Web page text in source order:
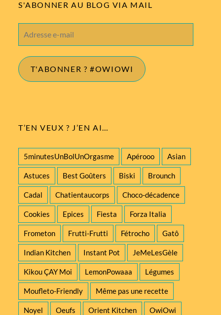
S'ABONNER AU BLOG VIA MAIL
e-
T'ABONNER ? #OWIOWI
T’EN VEUX ? J’EN AI…
5minutesUnBolUnOrgasme Apérooo Asian
Astuces Best Goûters Biski Brounch
Cadal Chatientaucorps Choco-décadence
Cookies Epices Fiesta Forza Italia
Frometon Frutti-Frutti Fétrocho Gatô
Indian Kitchen Instant Pot JeMeLesGèle
Kikou ÇAY Moi LemonPowaaa Légumes
Moufleto-Friendly Même pas une recette
Noyel Oeufs Orient Kitchen OwiOwi